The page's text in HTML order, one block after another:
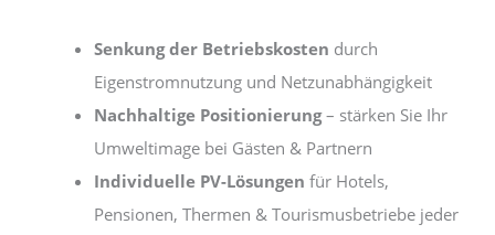
Senkung der Betriebskosten durch
Eigenstromnutzung und Netzunabhängigkeit
Nachhaltige Positionierung– stärken Sie Ihr
Umweltimage bei Gästen & Partnern
Individuelle PV-Lösungen für Hotels,
Pensionen, Thermen & Tourismusbetriebe jeder